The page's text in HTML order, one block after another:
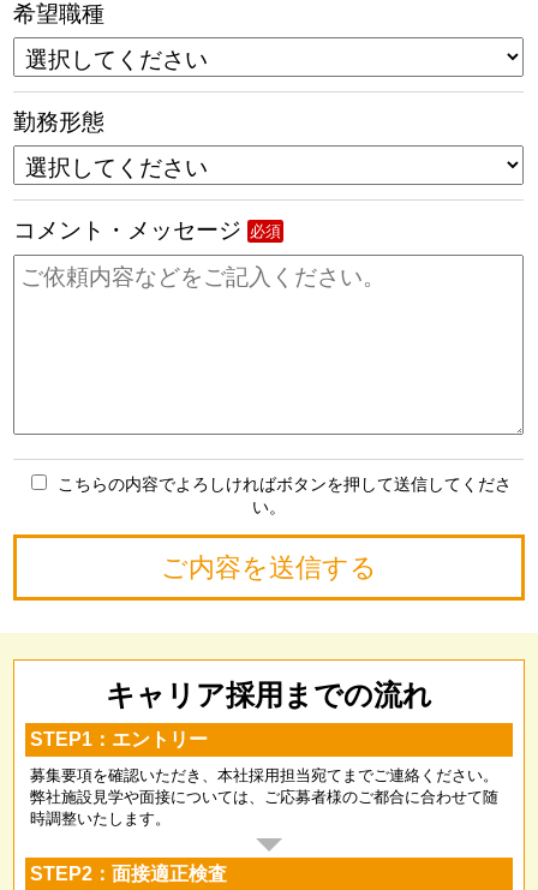
希望職種
勤務形態
コメント・メッセージ 必須
こちらの内容でよろしければボタンを押して送信してくださ
い。
キャリア採用までの流れ
STEP1：エントリー
募集要項を確認いただき、本社採用担当宛てまでご連絡ください。
弊社施設見学や面接については、ご応募者様のご都合に合わせて随
時調整いたします。
STEP2：面接適正検査